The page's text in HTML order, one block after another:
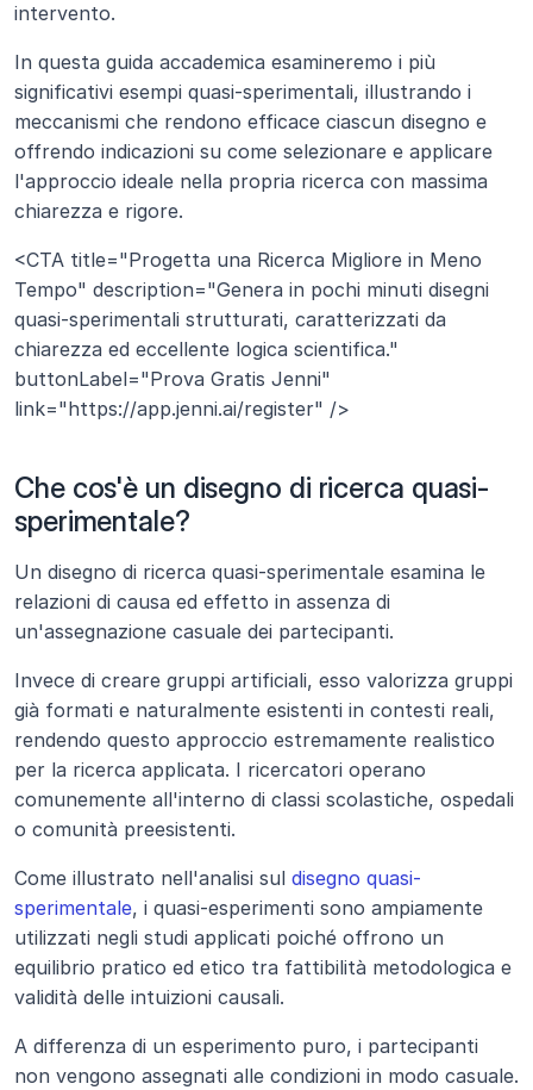
intervento.
In questa guida accademica esamineremo i più
significativi esempi quasi-sperimentali, illustrando i
meccanismi che rendono efficace ciascun disegno e
offrendo indicazioni su come selezionare e applicare
l'approccio ideale nella propria ricerca con massima
chiarezza e rigore.
<CTA title="Progetta una Ricerca Migliore in Meno
Tempo" description="Genera in pochi minuti disegni
quasi-sperimentali strutturati, caratterizzati da
chiarezza ed eccellente logica scientifica."
buttonLabel="Prova Gratis Jenni"
link="https://app.jenni.ai/register" />
Che cos'è un disegno di ricerca quasi-
sperimentale?
Un disegno di ricerca quasi-sperimentale esamina le
relazioni di causa ed effetto in assenza di
un'assegnazione casuale dei partecipanti.
Invece di creare gruppi artificiali, esso valorizza gruppi
già formati e naturalmente esistenti in contesti reali,
rendendo questo approccio estremamente realistico
per la ricerca applicata. I ricercatori operano
comunemente all'interno di classi scolastiche, ospedali
o comunità preesistenti.
Come illustrato nell'analisi sul disegno quasi-
sperimentale, i quasi-esperimenti sono ampiamente
utilizzati negli studi applicati poiché offrono un
equilibrio pratico ed etico tra fattibilità metodologica e
validità delle intuizioni causali.
A differenza di un esperimento puro, i partecipanti
non vengono assegnati alle condizioni in modo casuale.